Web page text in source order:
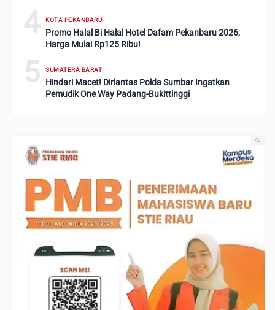
4 KOTA PEKANBARU
Promo Halal Bi Halal Hotel Dafam Pekanbaru 2026,
Harga Mulai Rp125 Ribu!
5 SUMATERA BARAT
Hindari Macet! Dirlantas Polda Sumbar Ingatkan
Pemudik One Way Padang-Bukittinggi
Ad